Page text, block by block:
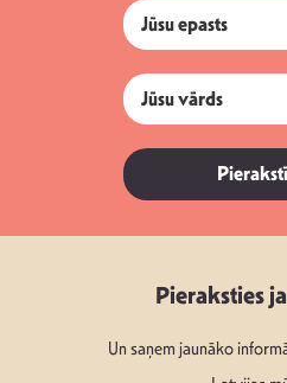
Pieraksties
Un saņem jaunāko